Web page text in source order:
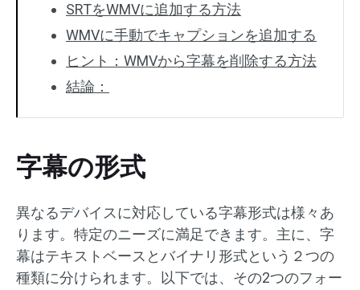
SRTをWMVに追加する方法
WMVに手動でキャプションを追加する
ヒント：WMVから字幕を削除する方法
結論：
字幕の形式
異なるデバイスに対応している字幕形式は様々あ
ります。特定のニーズに満足できます。主に、字
幕はテキストベースとバイナリ形式という２つの
種類に分けられます。以下では、その2つのフォー